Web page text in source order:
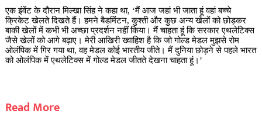
एक इंवेंट के दौरान मिल्खा सिंह ने कहा था, ‘मैं आज जहां भी जाता हूं वहां बच्चे
क्रिकेट खेलते दिखते हैं। हमने बैडमिंटन, कुश्ती और कुछ अन्य खेलों को छोड़कर
बाकी खेलों में कभी भी अच्छा प्रदर्शन नहीं किया। मैं चाहता हूं कि सरकार एथलेटिक्स
जैसे खेलों को आगे बढ़ाए। मेरी आखिरी ख्वाहिश है कि जो गोल्ड मेडल मुझसे रोम
ओलंपिक में गिर गया था, वह मेडल कोई भारतीय जीते। मैं दुनिया छोड़ने से पहले भारत
को ओलंपिक में एथलेटिक्स में गोल्ड मेडल जीतते देखना चाहता हूं।’
Read More